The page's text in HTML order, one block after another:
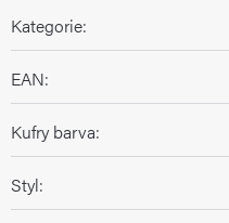
Kategorie:
EAN:
Kufry barva:
Styl: